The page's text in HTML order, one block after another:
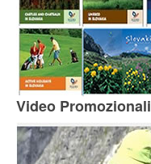
Video Promozionali